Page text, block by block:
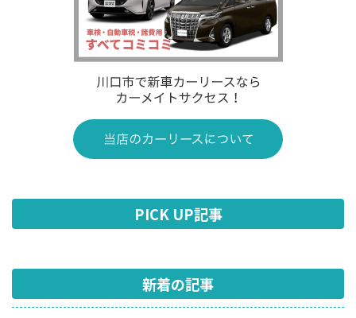
PICK UP記事
新着の記事